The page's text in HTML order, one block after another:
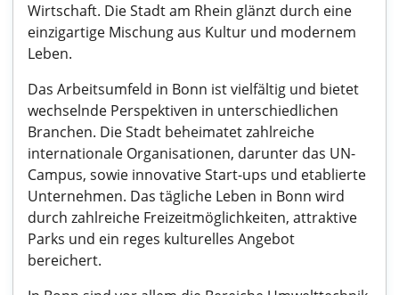
Wirtschaft. Die Stadt am Rhein glänzt durch eine
einzigartige Mischung aus Kultur und modernem
Leben.
Das Arbeitsumfeld in Bonn ist vielfältig und bietet
wechselnde Perspektiven in unterschiedlichen
Branchen. Die Stadt beheimatet zahlreiche
internationale Organisationen, darunter das UN-
Campus, sowie innovative Start-ups und etablierte
Unternehmen. Das tägliche Leben in Bonn wird
durch zahlreiche Freizeitmöglichkeiten, attraktive
Parks und ein reges kulturelles Angebot
bereichert.